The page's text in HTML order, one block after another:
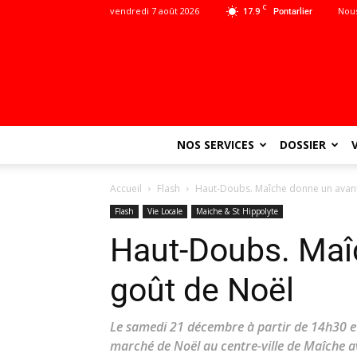
17.9 C Pontarlier
vendredi 7 août 2026
NOS SERVICES DOSSIER
Accueil Flash Haut-Doubs. Maîche donne un
Flash Vie Locale Maiche & St Hippolyte
Haut-Doubs.
goût de Noël
Le samedi 21 décembre à partir de 14h30
marché de Noël au centre-ville de Maîche